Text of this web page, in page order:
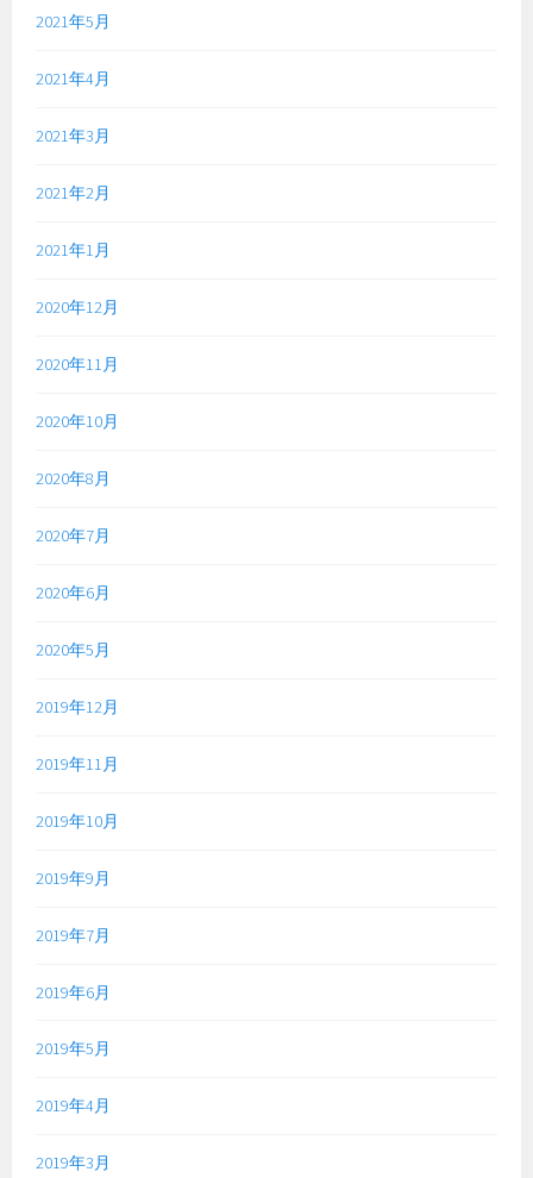
2021年5月
2021年4月
2021年3月
2021年2月
2021年1月
2020年12月
2020年11月
2020年10月
2020年8月
2020年7月
2020年6月
2020年5月
2019年12月
2019年11月
2019年10月
2019年9月
2019年7月
2019年6月
2019年5月
2019年4月
2019年3月